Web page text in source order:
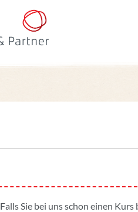
Falls Sie bei uns schon einen